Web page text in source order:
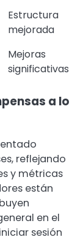
Estructura
mejorada
Mejoras
significativas
a lo
reflejando
y métricas
están
en el
sesión